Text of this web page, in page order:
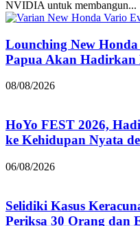
NVIDIA untuk membangun...
Lounching New
Papua Akan Hadirkan
08/08/2026
HoYo FEST 2026,
ke Kehidupan Nyata
06/08/2026
Selidiki Kasus
Periksa 30 Orang dan